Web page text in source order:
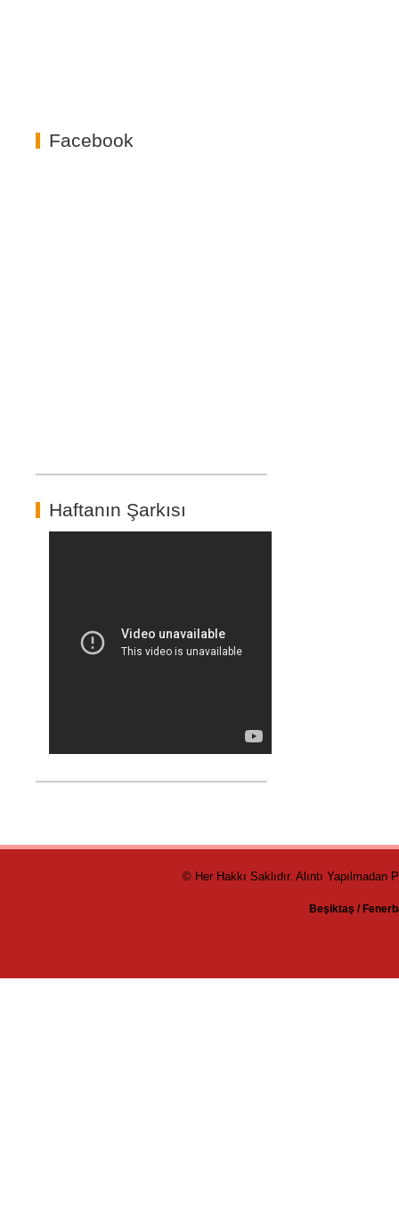
Facebook
Haftanın Şarkısı
© Her Hakkı Saklıdır. Alıntı Yapılmadan
Beşiktaş /